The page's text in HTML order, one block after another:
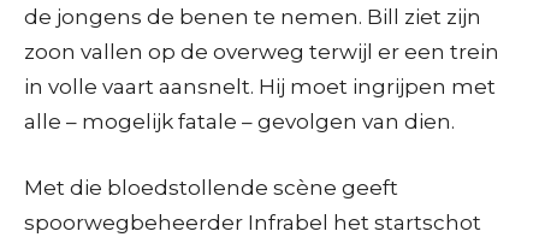
de jongens de benen te nemen. Bill ziet zijn
zoon vallen op de overweg terwijl er een trein
in volle vaart aansnelt. Hij moet ingrijpen met
alle – mogelijk fatale – gevolgen van dien.
Met die bloedstollende scène geeft
spoorwegbeheerder Infrabel het startschot